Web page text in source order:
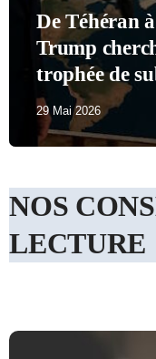
De Téhéran
Trump
trophée de
29 Mai 2026
NOS
LECTURE